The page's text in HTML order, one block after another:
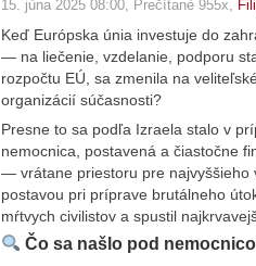
15. júna 2025 08:00 , Prečítané 955x,
Keď Európska únia investuje do
— na liečenie, vzdelanie, podporu
rozpočtu EÚ, sa zmenila na
organizácií súčasnosti?
Presne to sa podľa Izraela stalo v
nemocnica, postavená a čiastočne
— vrátane priestoru pre najvyššieho
postavou pri príprave brutálneho
mŕtvych civilistov a spustil
Čo sa našlo pod